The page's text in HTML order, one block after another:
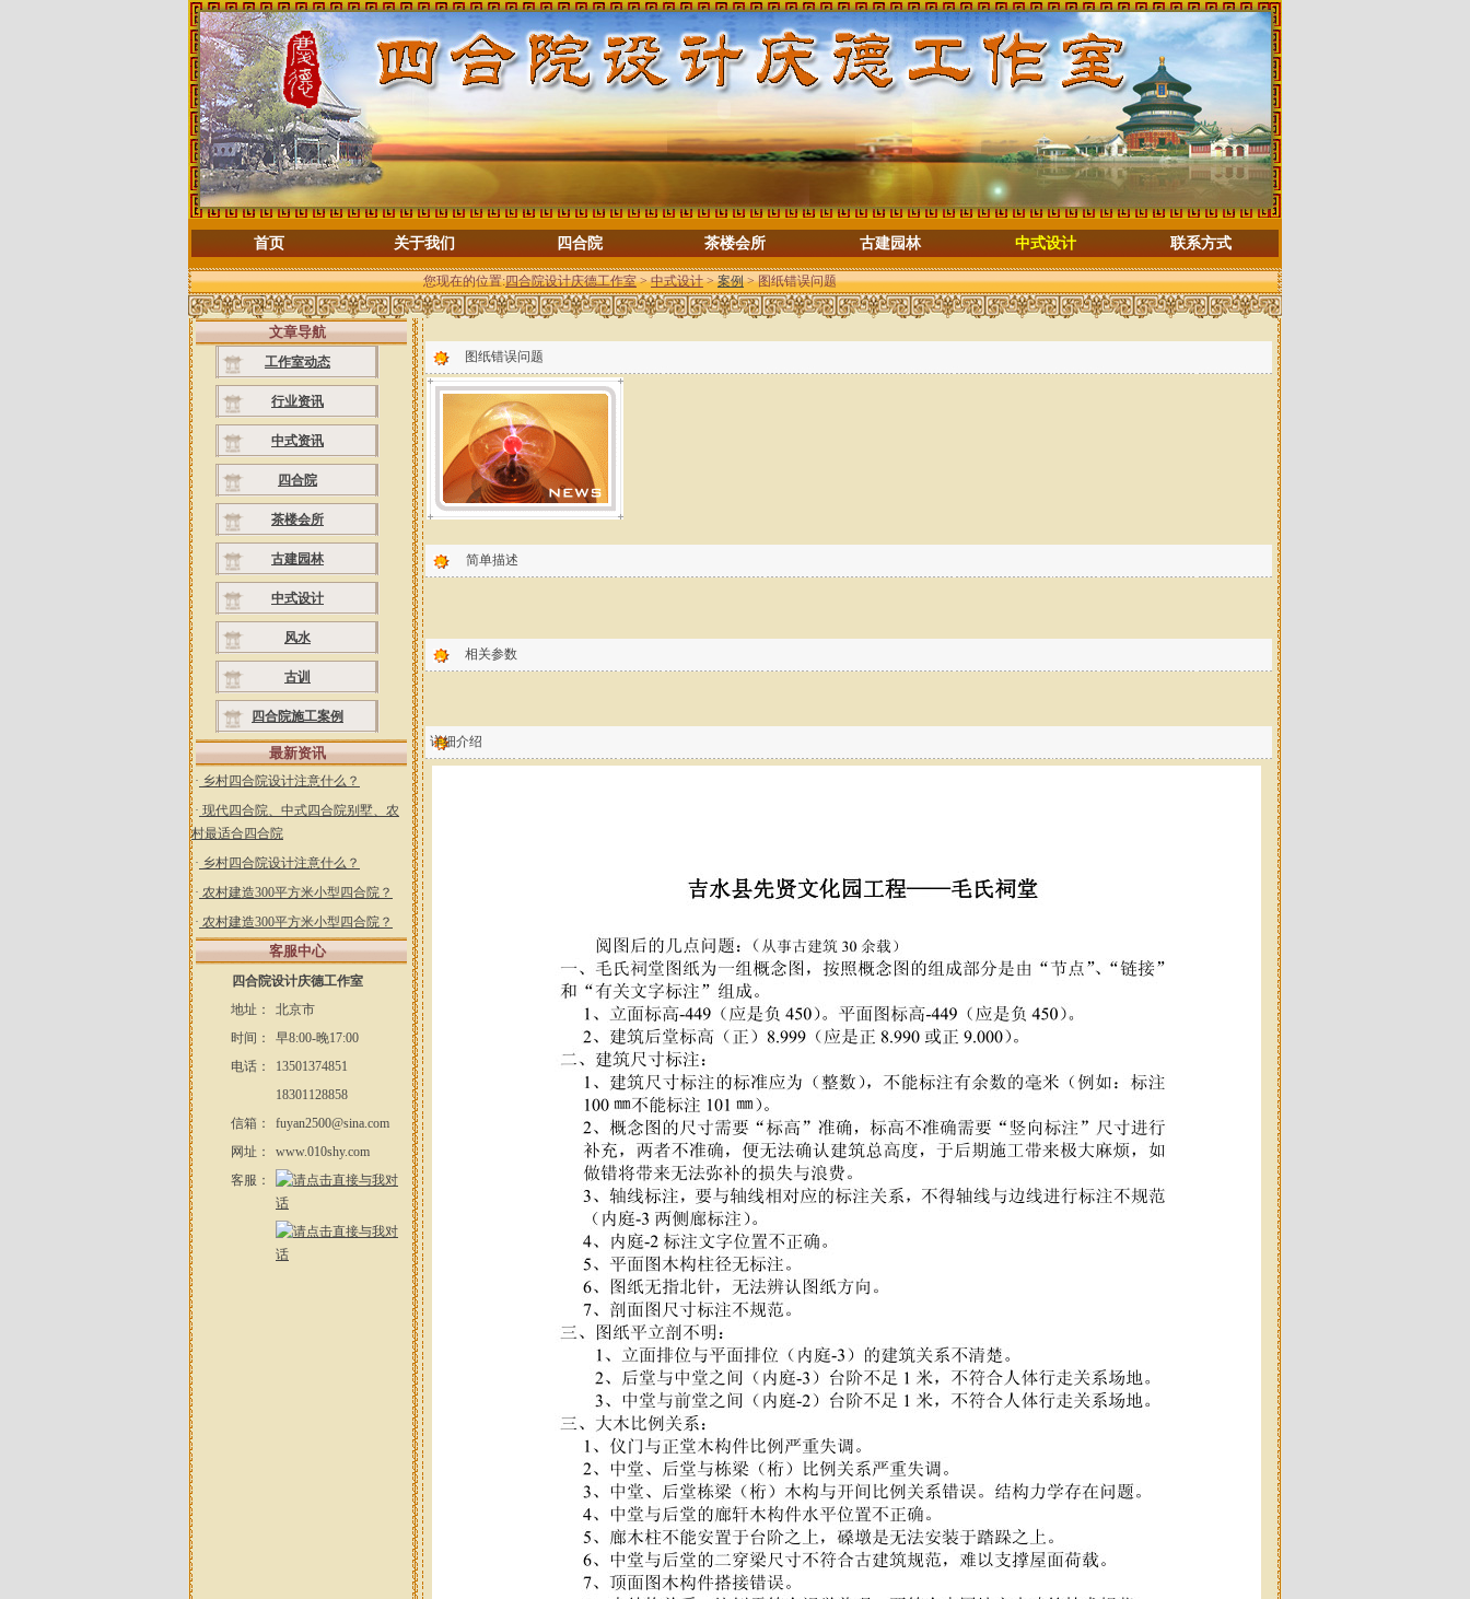
首页 关于我们 四合院 茶楼会所 古建园林 中式设计 联系方式
您现在的位置:四合院设计庆德工作室>中式设计>案例> 图纸错误问题
文章导航
工作室动态
行业资讯
中式资讯
四合院
茶楼会所
古建园林
中式设计
风水
古训
四合院施工案例
最新资讯
· 乡村四合院设计注意什么？
· 现代四合院、中式四合院别墅、农
村最适合四合院
· 乡村四合院设计注意什么？
· 农村建造300平方米小型四合院？
· 农村建造300平方米小型四合院？
客服中心
四合院设计庆德工作室
地址：
北京市
时间：
早8:00-晚17:00
电话：
13501374851
18301128858
信箱：
fuyan2500@sina.com
网址：
www.010shy.com
客服：
图纸错误问题
简单描述
相关参数
详细介绍